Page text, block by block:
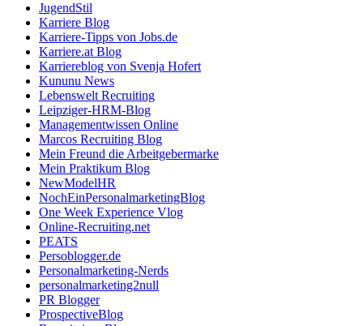
JugendStil
Karriere Blog
Karriere-Tipps von Jobs.de
Karriere.at Blog
Karriereblog von Svenja Hofert
Kununu News
Lebenswelt Recruiting
Leipziger-HRM-Blog
Managementwissen Online
Marcos Recruiting Blog
Mein Freund die Arbeitgebermarke
Mein Praktikum Blog
NewModelHR
NochEinPersonalmarketingBlog
One Week Experience Vlog
Online-Recruiting.net
PEATS
Persoblogger.de
Personalmarketing-Nerds
personalmarketing2null
PR Blogger
ProspectiveBlog